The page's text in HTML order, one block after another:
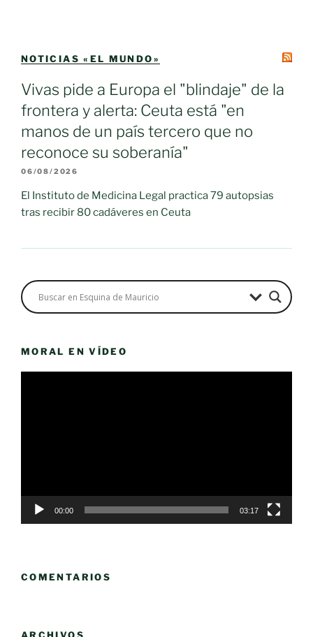
NOTICIAS «EL MUNDO»
Vivas pide a Europa el "blindaje" de la
frontera y alerta: Ceuta está "en
manos de un país tercero que no
reconoce su soberanía"
06/08/2026
El Instituto de Medicina Legal practica 79 autopsias
tras recibir 80 cadáveres en Ceuta
MORAL EN VÍDEO
00:00 03:17
COMENTARIOS